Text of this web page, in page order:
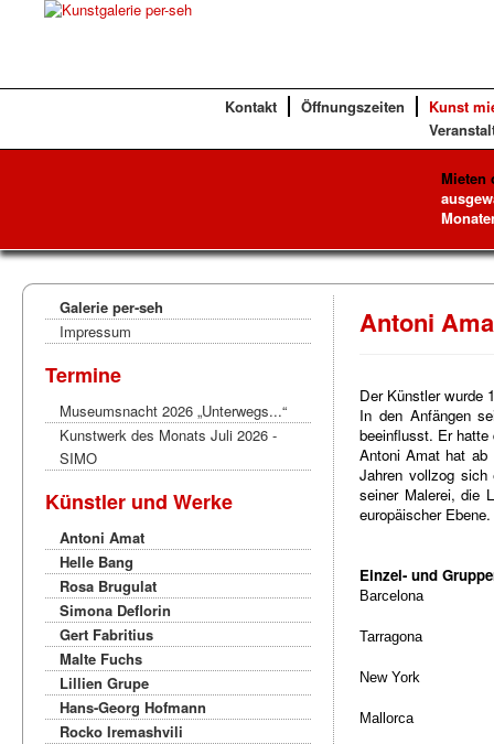
Kontakt Öffnungszeiten
Kunst
Mieten
Galerie per-seh
Impressum
Termine
Museumsnacht 2026 „Unterwegs...“
Kunstwerk des Monats Juli 2026 -
SIMO
Künstler und Werke
Antoni Amat
Helle Bang
Rosa Brugulat
Simona Deflorin
Gert Fabritius
Malte Fuchs
Lillien Grupe
Hans-Georg Hofmann
Rocko Iremashvili
Antoni
Der Künstler wurde
In den Anfängen
beeinflusst. Er
Antoni Amat hat ab
Jahren vollzog sich
seiner Malerei, die
europäischer
Einzel- und
Barcelona
Tarragona
New York
Mallorca